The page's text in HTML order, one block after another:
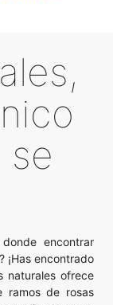
se
encontrar
¡Has encontrado
naturales ofrece
ramos de rosas